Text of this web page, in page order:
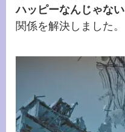
ハッピーなんじゃない
関係を解決しました。